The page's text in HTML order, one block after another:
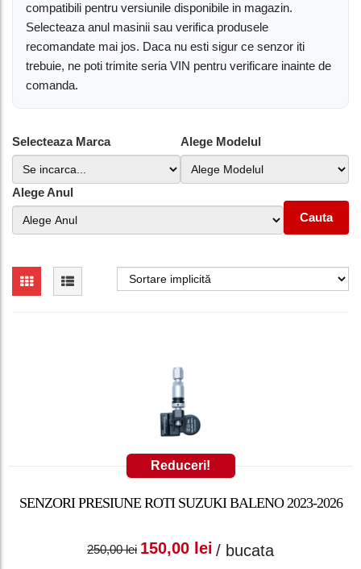
compatibili pentru versiunile disponibile in magazin.
Selecteaza anul masinii sau verifica produsele
recomandate mai jos. Daca nu esti sigur ce senzor iti
trebuie, ne poti trimite seria VIN pentru verificare inainte de
comanda.
Selecteaza Marca Alege Modelul
Alege Anul
Cauta
Reduceri!
SENZORI PRESIUNE ROTI SUZUKI BALENO 2023-2026
250,00lei
Prețul inițial a fost:
150,00 lei
Prețul curent
/ bucata